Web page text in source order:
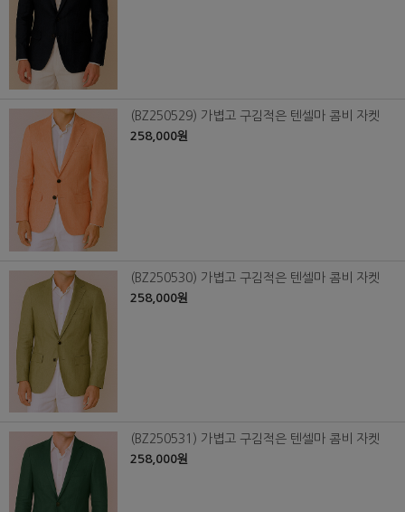
(BZ250529) 가볍고 구김적은 텐셀마 콤비 자켓
258,000원
(BZ250530) 가볍고 구김적은 텐셀마 콤비 자켓
258,000원
(BZ250531) 가볍고 구김적은 텐셀마 콤비 자켓
258,000원